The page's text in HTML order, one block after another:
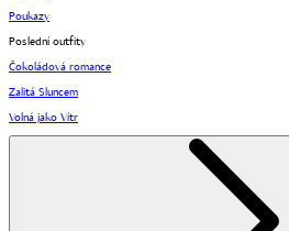
Poukazy
Poslední outfity
Čokoládová romance
Zalitá Sluncem
Volná jako Vítr